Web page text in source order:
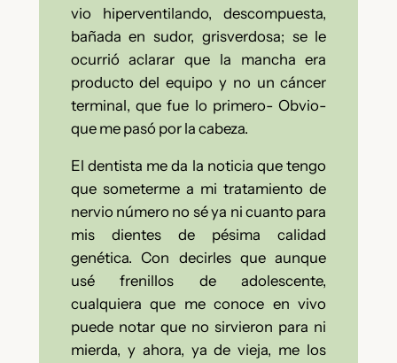
vio hiperventilando, descompuesta,
bañada en sudor, grisverdosa; se le
ocurrió aclarar que la mancha era
producto del equipo y no un cáncer
terminal, que fue lo primero- Obvio-
que me pasó por la cabeza.
El dentista me da la noticia que tengo
que someterme a mi tratamiento de
nervio número no sé ya ni cuanto para
mis dientes de pésima calidad
genética.Con decirles que aunque
usé frenillos de adolescente,
cualquiera que me conoce en vivo
puede notar que no sirvieron para ni
mierda, y ahora, ya de vieja, me los